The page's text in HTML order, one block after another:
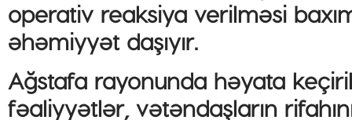
operativ reaksiya verilməsi
əhəmiyyət daşıyır.
Ağstafa rayonunda həyata
fəaliyyətlər, vətəndaşların